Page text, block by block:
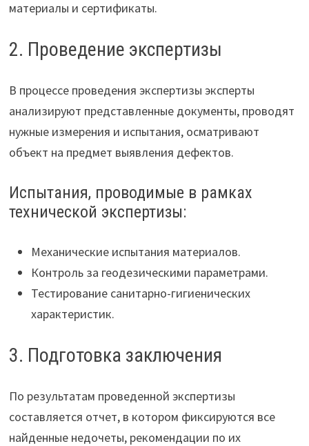
материалы и сертификаты.
2. Проведение экспертизы
В процессе проведения экспертизы эксперты
анализируют представленные документы, проводят
нужные измерения и испытания, осматривают
объект на предмет выявления дефектов.
Испытания, проводимые в рамках
технической экспертизы:
Механические испытания материалов.
Контроль за геодезическими параметрами.
Тестирование санитарно-гигиенических
характеристик.
3. Подготовка заключения
По результатам проведенной экспертизы
составляется отчет, в котором фиксируются все
найденные недочеты, рекомендации по их